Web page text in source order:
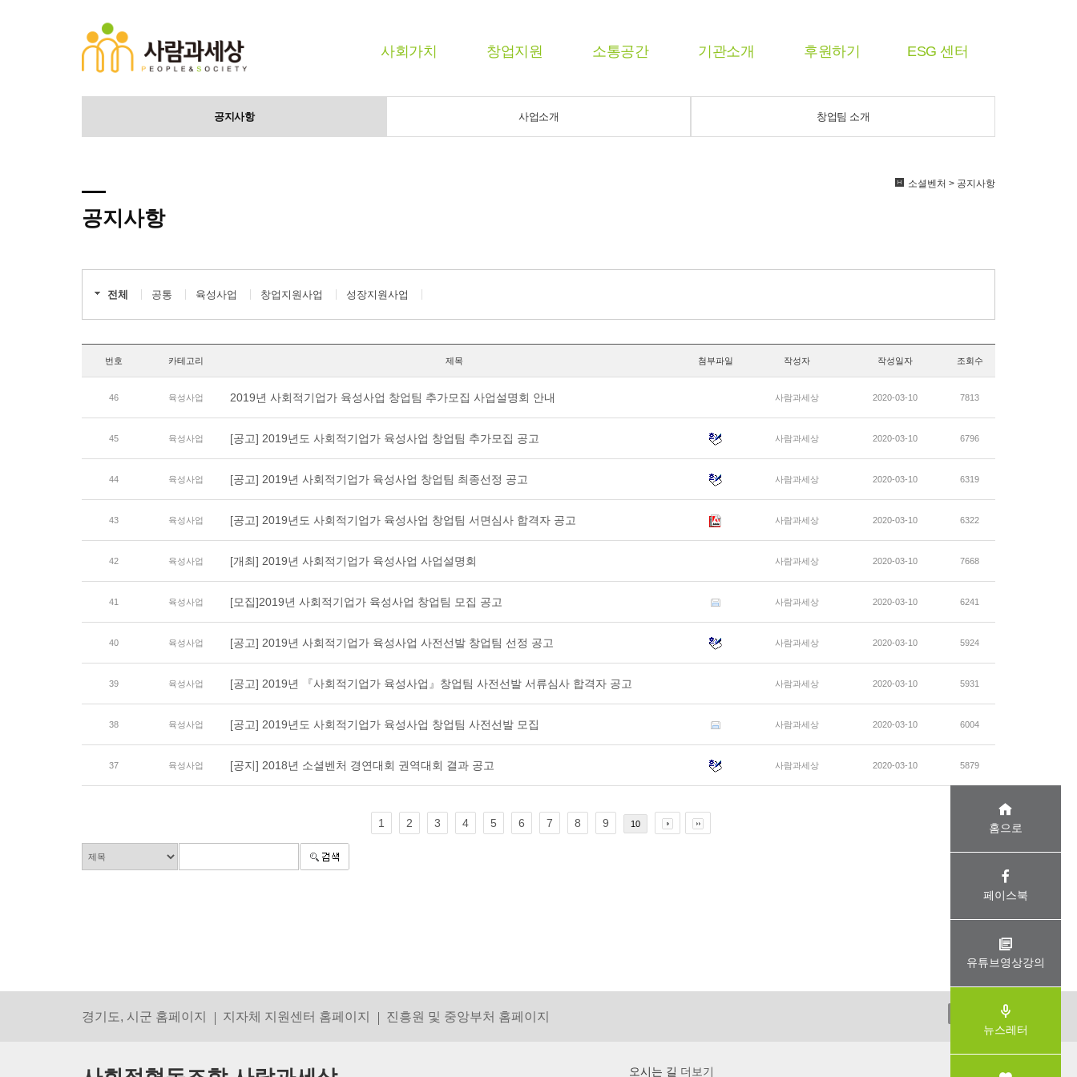
사회가치 창업지원 소통공간 기관소개 후원하기 ESG 센터
공지사항 사업소개 창업팀 소개
소셜벤처 > 공지사항
공지사항
전체 공통 육성사업 창업지원사업 성장지원사업
번호 카테고리 제목 첨부파일 작성자 작성일자 조회수
46 육성사업 2019년 사회적기업가 육성사업 창업팀 추가모집 사업설명회 안내 사람과세상 2020-03-10 7813
45 육성사업 [공고] 2019년도 사회적기업가 육성사업 창업팀 추가모집 공고 사람과세상 2020-03-10 6796
44 육성사업 [공고] 2019년 사회적기업가 육성사업 창업팀 최종선정 공고 사람과세상 2020-03-10 6319
43 육성사업 [공고] 2019년도 사회적기업가 육성사업 창업팀 서면심사 합격자 공고 사람과세상 2020-03-10 6322
42 육성사업 [개최] 2019년 사회적기업가 육성사업 사업설명회 사람과세상 2020-03-10 7668
41 육성사업 [모집]2019년 사회적기업가 육성사업 창업팀 모집 공고 사람과세상 2020-03-10 6241
40 육성사업 [공고] 2019년 사회적기업가 육성사업 사전선발 창업팀 선정 공고 사람과세상 2020-03-10 5924
39 육성사업 [공고] 2019년 『사회적기업가 육성사업』창업팀 사전선발 서류심사 합격자 공고 사람과세상 2020-03-10 5931
38 육성사업 [공고] 2019년도 사회적기업가 육성사업 창업팀 사전선발 모집 사람과세상 2020-03-10 6004
37 육성사업 [공지] 2018년 소셜벤처 경연대회 권역대회 결과 공고 사람과세상 2020-03-10 5879
1 2 3 4 5 6 7 8 9 10 홈으로
페이스북
유튜브영상강의
뉴스레터
경기도, 시군 홈페이지 지자체 지원센터 홈페이지 진흥원 및 중앙부처 홈페이지
오시는 길 더보기